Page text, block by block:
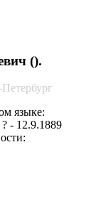
().
языке:
- 12.9.1889